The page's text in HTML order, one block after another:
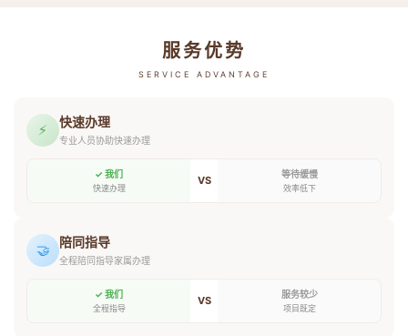
服务优势
SERVICE ADVANTAGE
⚡ 快速办理
专业人员协助快速办理
✓ 我们
快速办理
VS 等待缓慢
效率低下
🤝 陪同指导
全程陪同指导家属办理
✓ 我们
全程指导
VS 服务较少
项目既定